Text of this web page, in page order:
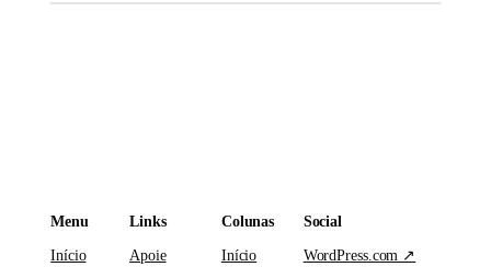
Menu
Início
Links
Apoie
Colunas
Início
Social
WordPress.com ↗